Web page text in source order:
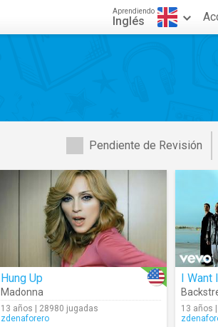
Aprendiendo
Inglés
Pendiente de Revisión
Hung Up
Madonna
13 años | 28980 jugadas
zdenaforero
I Want
13 años